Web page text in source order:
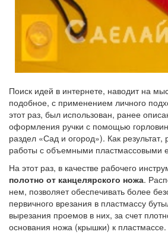
Поиск идей в интернете, наводит на
подобное, с применением личного
этот раз, был использован, ранее
оформления ручки с помощью
раздел «Сад и огород»). Как результат,
работы с объемными пластмассовыми
На этот раз, в качестве рабочего
полотно от канцелярского ножа.
нем, позволяет обеспечивать более
первичного врезания в пластмассу
вырезания проемов в них, за счет
основания ножа (крышки) к пластмассе.